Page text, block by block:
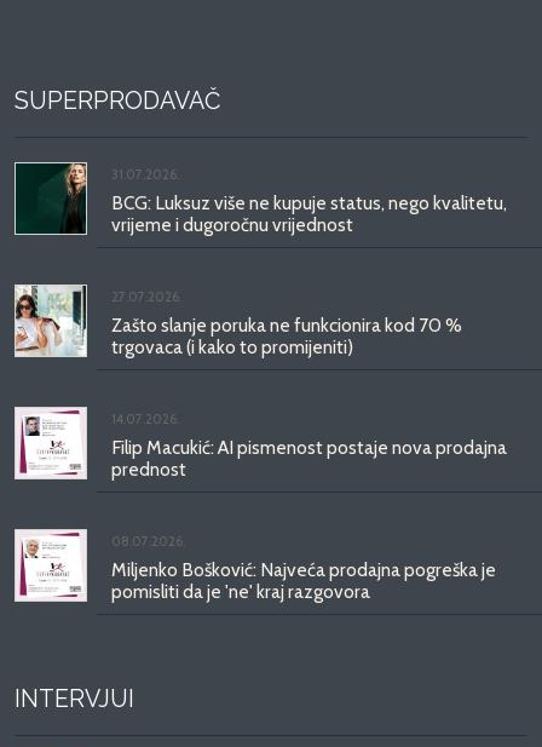
SUPERPRODAVAČ
31.07.2026.
BCG: Luksuz više ne kupuje status, nego kvalitetu,
vrijeme i dugoročnu vrijednost
27.07.2026.
Zašto slanje poruka ne funkcionira kod 70 %
trgovaca (i kako to promijeniti)
14.07.2026.
Filip Macukić: AI pismenost postaje nova prodajna
prednost
08.07.2026.
Miljenko Bošković: Najveća prodajna pogreška je
pomisliti da je 'ne' kraj razgovora
INTERVJUI